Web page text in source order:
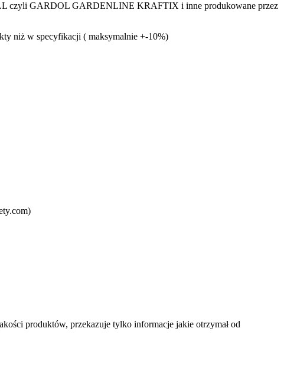
czyli GARDOL GARDENLINE KRAFTIX i inne produkowane przez
niż w specyfikacji ( maksymalnie +-10%)
produktów, przekazuje tylko informacje jakie otrzymał od